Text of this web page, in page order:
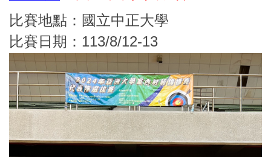
比賽地點：國立中正大學
比賽日期：113/8/12-13